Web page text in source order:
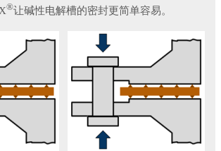
®让碱性电解槽的密封更简单容易。